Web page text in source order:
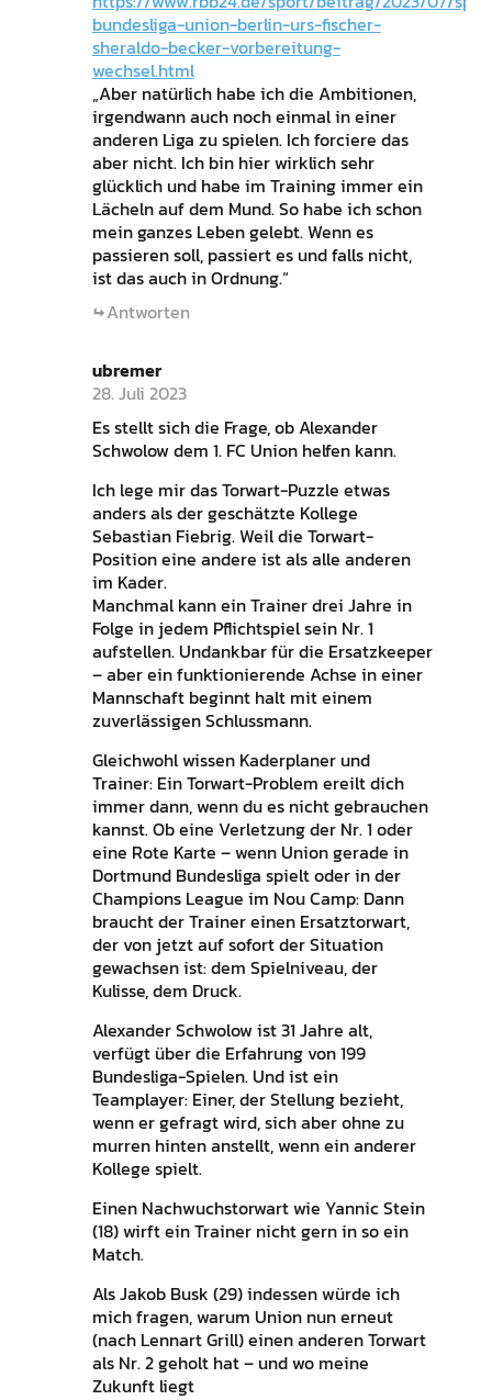
bundesliga-union-berlin-urs-fischer-
sheraldo-becker-vorbereitung-
wechsel.html
„Aber natürlich habe ich die Ambitionen,
irgendwann auch noch einmal in einer
anderen Liga zu spielen. Ich forciere das
aber nicht. Ich bin hier wirklich sehr
glücklich und habe im Training immer ein
Lächeln auf dem Mund. So habe ich schon
mein ganzes Leben gelebt. Wenn es
passieren soll, passiert es und falls nicht,
ist das auch in Ordnung.“
Antworten
ubremer
28. Juli 2023
Es stellt sich die Frage, ob Alexander
Schwolow dem 1. FC Union helfen kann.
Ich lege mir das Torwart-Puzzle etwas
anders als der geschätzte Kollege
Sebastian Fiebrig. Weil die Torwart-
Position eine andere ist als alle anderen
im Kader.
Manchmal kann ein Trainer drei Jahre in
Folge in jedem Pflichtspiel sein Nr. 1
aufstellen. Undankbar für die Ersatzkeeper
– aber ein funktionierende Achse in einer
Mannschaft beginnt halt mit einem
zuverlässigen Schlussmann.
Gleichwohl wissen Kaderplaner und
Trainer: Ein Torwart-Problem ereilt dich
immer dann, wenn du es nicht gebrauchen
kannst. Ob eine Verletzung der Nr. 1 oder
eine Rote Karte – wenn Union gerade in
Dortmund Bundesliga spielt oder in der
Champions League im Nou Camp: Dann
braucht der Trainer einen Ersatztorwart,
der von jetzt auf sofort der Situation
gewachsen ist: dem Spielniveau, der
Kulisse, dem Druck.
Alexander Schwolow ist 31 Jahre alt,
verfügt über die Erfahrung von 199
Bundesliga-Spielen. Und ist ein
Teamplayer: Einer, der Stellung bezieht,
wenn er gefragt wird, sich aber ohne zu
murren hinten anstellt, wenn ein anderer
Kollege spielt.
Einen Nachwuchstorwart wie Yannic Stein
(18) wirft ein Trainer nicht gern in so ein
Match.
Als Jakob Busk (29) indessen würde ich
mich fragen, warum Union nun erneut
(nach Lennart Grill) einen anderen Torwart
als Nr. 2 geholt hat – und wo meine
Zukunft liegt